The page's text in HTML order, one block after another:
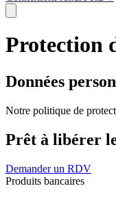
Protection
Données
Notre politique de
Prêt à libérer
Demander un RDV
Produits bancaires